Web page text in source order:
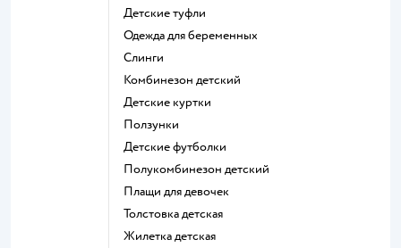
Детские туфли
Одежда для беременных
Слинги
Комбинезон детский
Детские куртки
Ползунки
Детские футболки
Полукомбинезон детский
Плащи для девочек
Толстовка детская
Жилетка детская